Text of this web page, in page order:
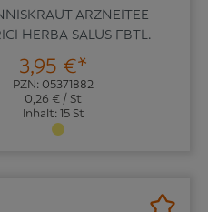
ARZNEITEE
HERBA SALUS FBTL.
3,95 €*
PZN: 05371882
0,26 € / St
Inhalt: 15 St